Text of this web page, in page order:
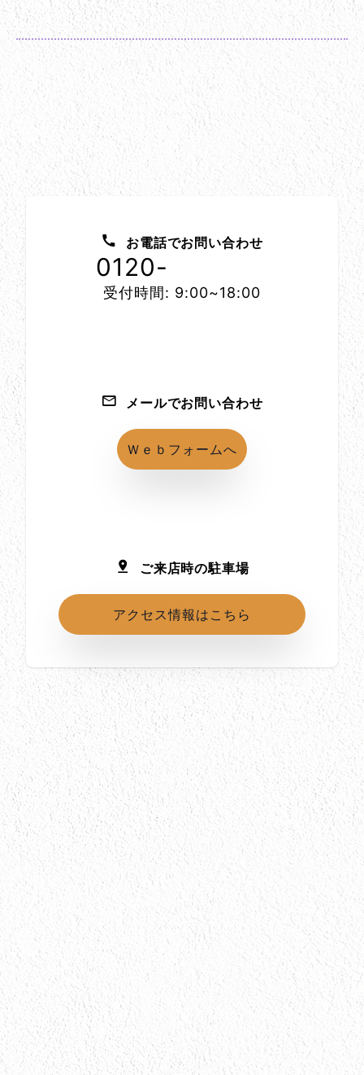
お電話でお問い合わせ
0120-
受付時間: 9:00~18:00
メールでお問い合わせ
Ｗｅｂフォームへ
ご来店時の駐車場
アクセス情報はこちら
所在地